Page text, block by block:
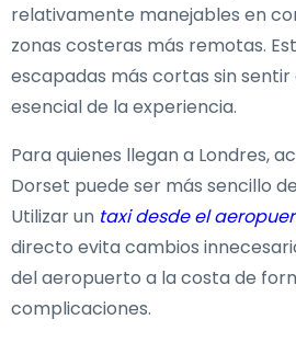
relativamente manejables en
zonas costeras más remotas.
escapadas más cortas sin
esencial de la experiencia.
Para quienes llegan a Londres,
Dorset puede ser más sencillo
Utilizar un taxi desde el
directo evita cambios
del aeropuerto a la costa de
complicaciones.